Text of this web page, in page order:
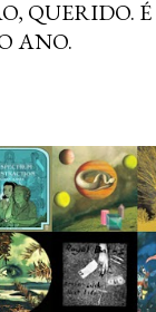
QUERIDO.
ANO.